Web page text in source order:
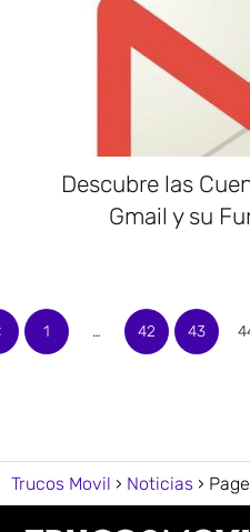
Descubre las
Gmail y su
1 … 42 43
Trucos Movil Noticias